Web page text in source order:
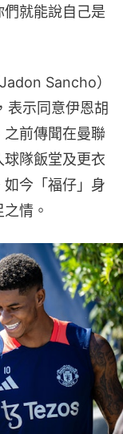
就能說自己是
Sancho）
表示同意伊恩胡
前傳聞在曼聯
隊飯堂及更衣
今「福仔」身
情。